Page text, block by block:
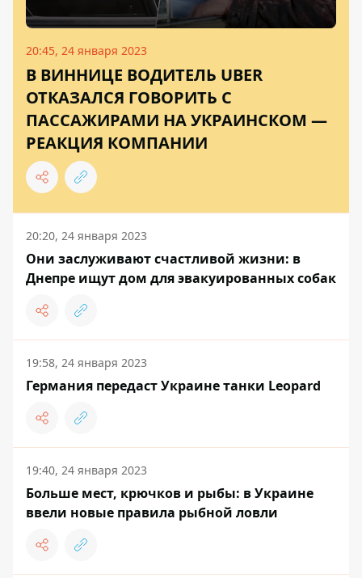
20:45, 24 января 2023
В ВИННИЦЕ ВОДИТЕЛЬ UBER
ОТКАЗАЛСЯ ГОВОРИТЬ С
ПАССАЖИРАМИ НА УКРАИНСКОМ —
РЕАКЦИЯ КОМПАНИИ
20:20, 24 января 2023
Они заслуживают счастливой жизни: в
Днепре ищут дом для эвакуированных собак
19:58, 24 января 2023
Германия передаст Украине танки Leopard
19:40, 24 января 2023
Больше мест, крючков и рыбы: в Украине
ввели новые правила рыбной ловли